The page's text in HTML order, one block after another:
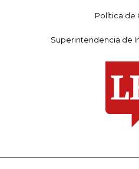
Política de
Superintendencia de